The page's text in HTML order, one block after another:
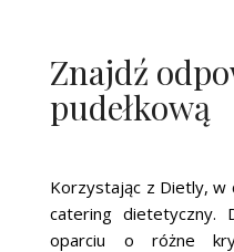
Znajdź
pudełkową
Korzystając z Dietly, w
catering dietetyczny.
oparciu o różne